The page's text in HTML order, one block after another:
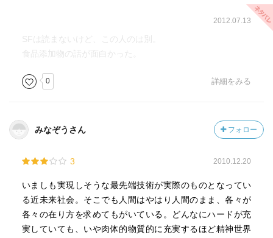
2012.07.13
SFは読まないけど、この人のは別。
食品添加物の話が面白かった。
0 詳細をみる
みなぞうさん フォロー
3 2010.12.20
いましも実現しそうな最先端技術が実際のものとなってい
る近未来社会。そこでも人間はやはり人間のまま、各々が
各々の在り方を求めてもがいている。どんなにハードが充
実していても、いや肉体的物質的に充実するほど精神世界